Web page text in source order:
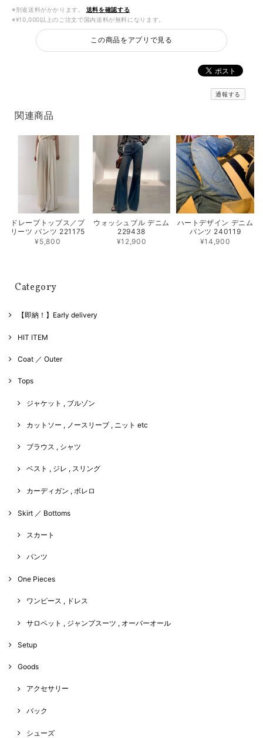
※別途送料がかかります。
送料を確認する
※¥10,000以上のご注文で国内送料が無料になります。
この商品をアプリで見る
通報する
関連商品
ドレープトップス／プ
リーツ パンツ 221175
¥5,800
ウォッシュブル デニム
229438
¥12,900
ハートデザイン デニム
パンツ 240119
¥14,900
Category
【即納！】Early delivery
HIT ITEM
Coat ／ Outer
Tops
ジャケット , ブルゾン
カットソー , ノースリーブ , ニット etc
ブラウス , シャツ
ベスト , ジレ , スリング
カーディガン , ボレロ
Skirt ／ Bottoms
スカート
パンツ
One Pieces
ワンピース , ドレス
サロペット , ジャンプスーツ , オーバーオール
Setup
Goods
アクセサリー
バック
シューズ